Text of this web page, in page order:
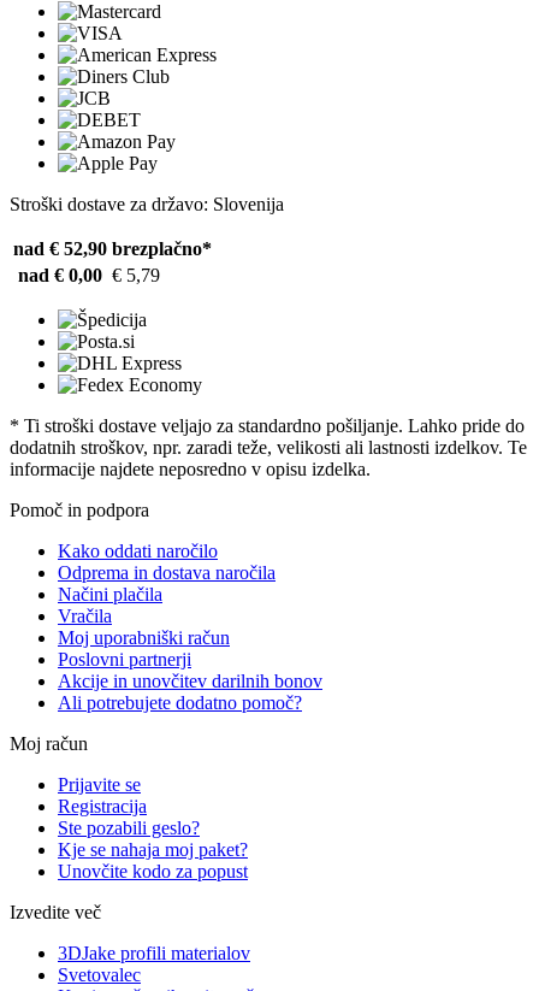
Stroški dostave za državo: Slovenija
nad € 52,90 brezplačno*
nad € 0,00 € 5,79
* Ti stroški dostave veljajo za standardno pošiljanje. Lahko pride do
dodatnih stroškov, npr. zaradi teže, velikosti ali lastnosti izdelkov. Te
informacije najdete neposredno v opisu izdelka.
Pomoč in podpora
Kako oddati naročilo
Odprema in dostava naročila
Načini plačila
Vračila
Moj uporabniški račun
Poslovni partnerji
Akcije in unovčitev darilnih bonov
Ali potrebujete dodatno pomoč?
Moj račun
Prijavite se
Registracija
Ste pozabili geslo?
Kje se nahaja moj paket?
Unovčite kodo za popust
Izvedite več
3DJake profili materialov
Svetovalec